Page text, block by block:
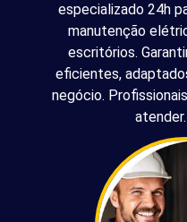
especializado 24h
manutenção
escritórios.
eficientes,
negócio.